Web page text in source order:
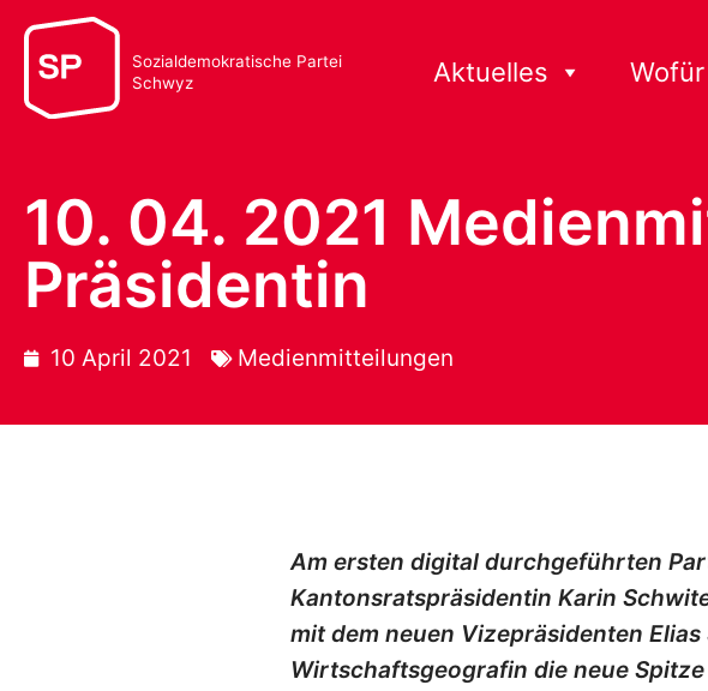
Sozialdemokratische Partei
Schwyz
Aktuelles
10. 04. 2021
Präsidentin
10 April 2021 Medienmitteilungen
Am ersten digital durchgeführten
Kantonsratspräsidentin Karin
mit dem neuen Vizepräsidenten
Wirtschaftsgeografin die neue